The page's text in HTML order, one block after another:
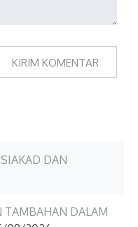
SIAKAD DAN
TAMBAHAN DALAM